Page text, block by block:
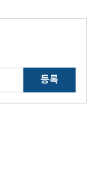
등록